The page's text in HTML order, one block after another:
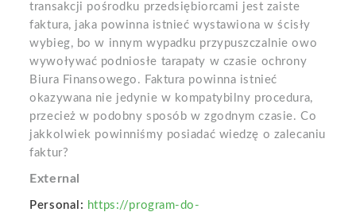
transakcji pośrodku przedsiębiorcami jest zaiste
faktura, jaka powinna istnieć wystawiona w ścisły
wybieg, bo w innym wypadku przypuszczalnie owo
wywoływać podniosłe tarapaty w czasie ochrony
Biura Finansowego. Faktura powinna istnieć
okazywana nie jedynie w kompatybilny procedura,
przecież w podobny sposób w zgodnym czasie. Co
jakkolwiek powinniśmy posiadać wiedzę o zalecaniu
faktur?
External
Personal: https://program-do-